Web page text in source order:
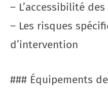
– L’accessibilité
– Les risques
d’intervention
### Équipements